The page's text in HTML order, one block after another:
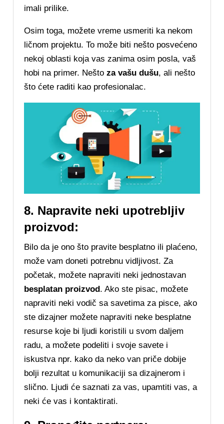
imali prilike.
Osim toga, možete vreme usmeriti ka nekom
ličnom projektu. To može biti nešto posvećeno
nekoj oblasti koja vas zanima osim posla, vaš
hobi na primer. Neštoza vašu dušu, ali nešto
što ćete raditi kao profesionalac.
8. Napravite neki upotrebljiv
proizvod:
Bilo da je ono što pravite besplatno ili plaćeno,
može vam doneti potrebnu vidljivost. Za
početak, možete napraviti neki jednostavan
besplatan proizvod. Ako ste pisac, možete
napraviti neki vodič sa savetima za pisce, ako
ste dizajner možete napraviti neke besplatne
resurse koje bi ljudi koristili u svom daljem
radu, a možete podeliti i svoje savete i
iskustva npr. kako da neko van priče dobije
bolji rezultat u komunikaciji sa dizajnerom i
slično. Ljudi će saznati za vas, upamtiti vas, a
neki će vas i kontaktirati.